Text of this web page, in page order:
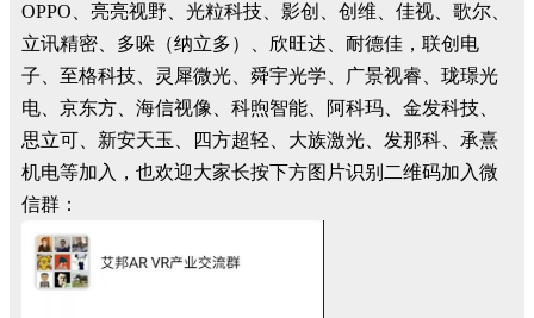
OPPO、亮亮视野、光粒科技、影创、创维、佳视、歌尔、
立讯精密、多哚（纳立多）、欣旺达、耐德佳，联创电
子、至格科技、灵犀微光、舜宇光学、广景视睿、珑璟光
电、京东方、海信视像、科煦智能、阿科玛、金发科技、
思立可、新安天玉、四方超轻、大族激光、发那科、承熹
机电等加入，也欢迎大家长按下方图片识别二维码加入微
信群：